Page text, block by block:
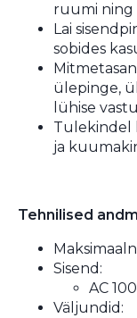
ruumi ning
Lai
sobides
ülepinge,
lühise
Tulekindel
ja
Tehnilised
Sisend:
AC
Väljundid: